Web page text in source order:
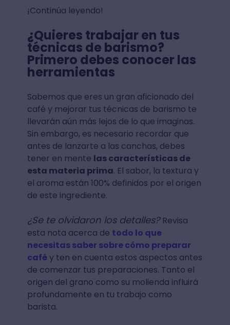
¡Continúa leyendo!
¿Quieres trabajar en tus
técnicas de barismo?
Primero debes conocer las
herramientas
Sabemos que eres un gran aficionado del
café y mejorar tus técnicas de barismo te
llevarán aún más lejos de lo que imaginas.
Sin embargo, es necesario recordar que
antes de lanzarte a las canchas, debes
tener en mente las características de
esta materia prima. El sabor, la textura y
el aroma están 100% definidos por el origen
de este ingrediente.
¿Se te olvidaron los detalles? Revisa
esta nota acerca de todo lo que
necesitas saber sobre cómo preparar
caféy ten en cuenta estos aspectos antes
de comenzar tus preparaciones. Tanto el
origen del grano como su molienda influirá
profundamente en tu trabajo como
barista.